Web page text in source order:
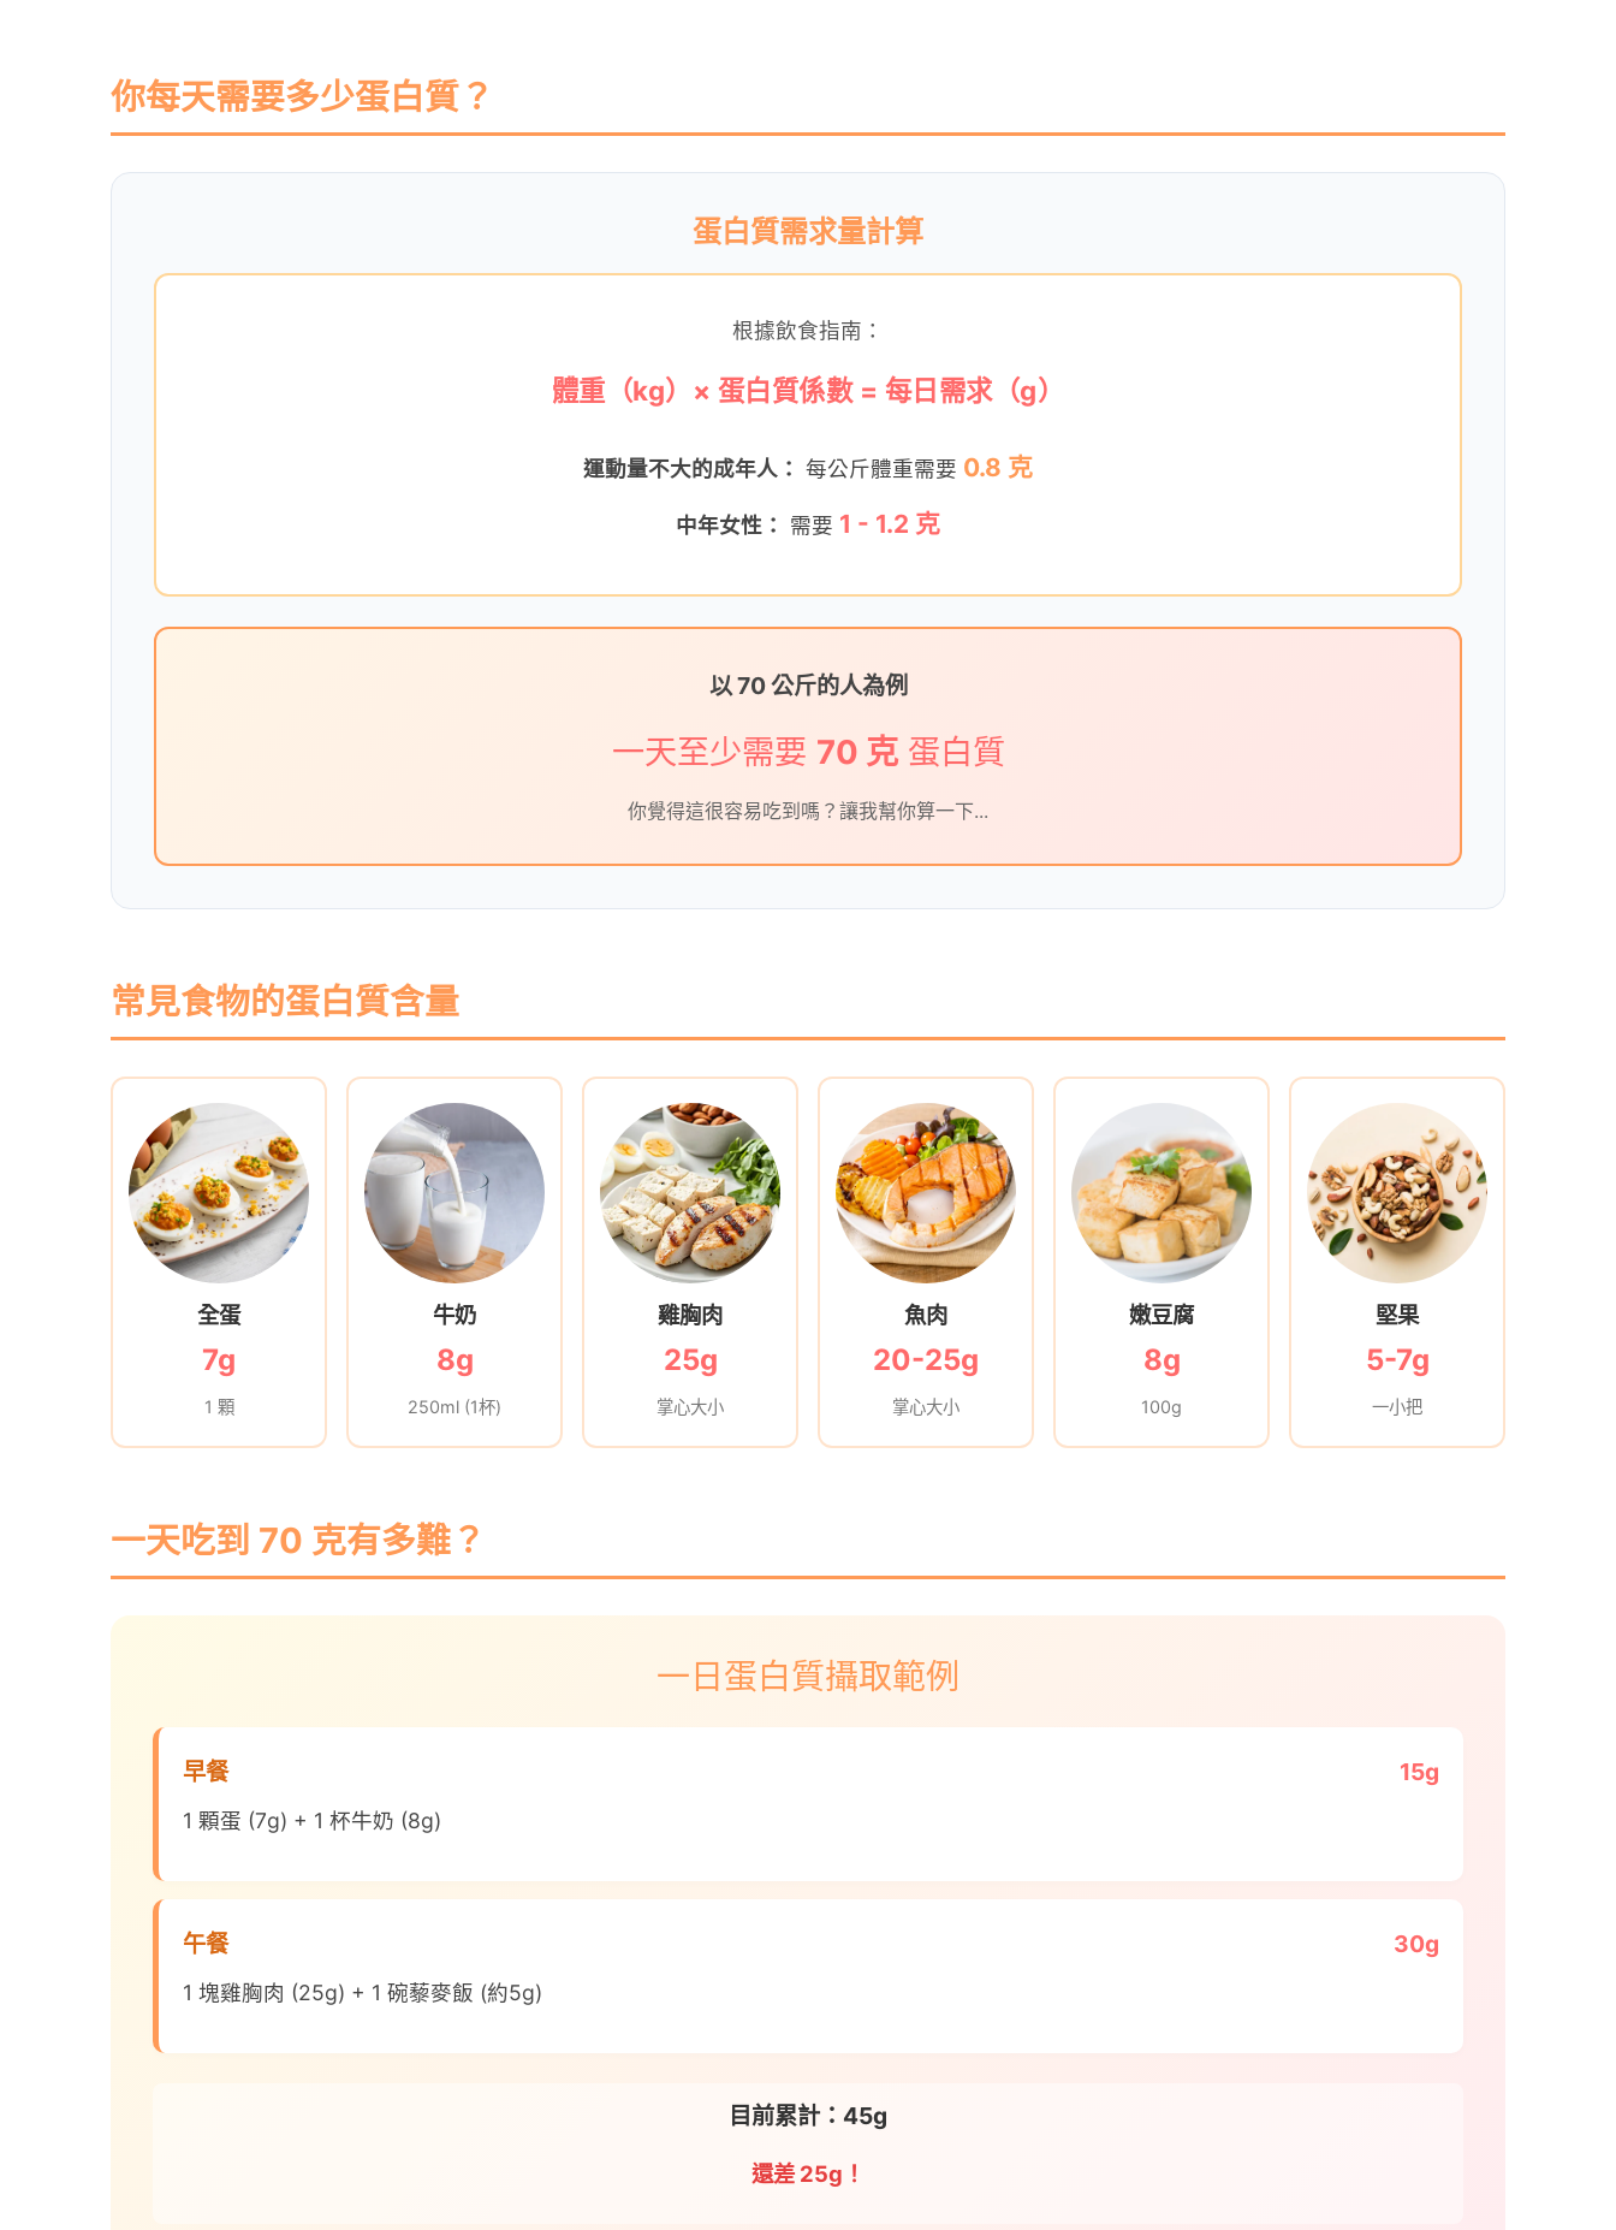
你每天需要多少蛋白質？
蛋白質需求量計算
根據飲食指南：
體重（kg）× 蛋白質係數 = 每日需求（g）
運動量不大的成年人： 每公斤體重需要 0.8 克
中年女性： 需要 1 - 1.2 克
以 70 公斤的人為例
一天至少需要 70 克蛋白質
你覺得這很容易吃到嗎？讓我幫你算一下...
常見食物的蛋白質含量
全蛋
7g
1 顆
牛奶
8g
250ml (1杯)
雞胸肉
25g
掌心大小
魚肉
20-25g
掌心大小
嫩豆腐
8g
100g
堅果
5-7g
一小把
一天吃到 70 克有多難？
一日蛋白質攝取範例
早餐 15g
1 顆蛋 (7g) + 1 杯牛奶 (8g)
午餐 30g
1 塊雞胸肉 (25g) + 1 碗藜麥飯 (約5g)
目前累計：45g
還差 25g！